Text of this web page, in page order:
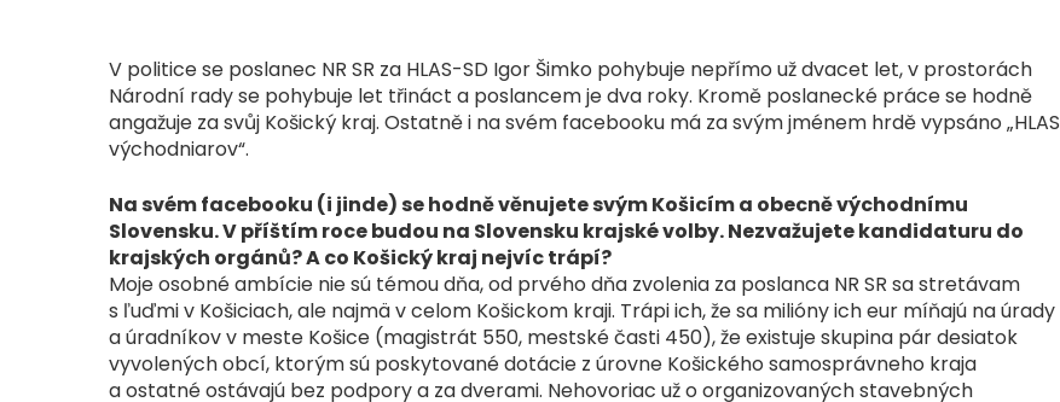
V politice se poslanec NR SR za HLAS-SD Igor Šimko pohybuje nepřímo už dvacet let, v prostorách
Národní rady se pohybuje let třináct a poslancem je dva roky. Kromě poslanecké práce se hodně
angažuje za svůj Košický kraj. Ostatně i na svém facebooku má za svým jménem hrdě vypsáno „HLAS
východniarov“.
Na svém facebooku (i jinde) se hodně věnujete svým Košicím a obecně východnímu
Slovensku. V příštím roce budou na Slovensku krajské volby. Nezvažujete kandidaturu do
krajských orgánů? A co Košický kraj nejvíc trápí?
Moje osobné ambície nie sú témou dňa, od prvého dňa zvolenia za poslanca NR SR sa stretávam
s ľuďmi v Košiciach, ale najmä v celom Košickom kraji. Trápi ich, že sa milióny ich eur míňajú na úrady
a úradníkov v meste Košice (magistrát 550, mestské časti 450), že existuje skupina pár desiatok
vyvolených obcí, ktorým sú poskytované dotácie z úrovne Košického samosprávneho kraja
a ostatné ostávajú bez podpory a za dverami. Nehovoriac už o organizovaných stavebných